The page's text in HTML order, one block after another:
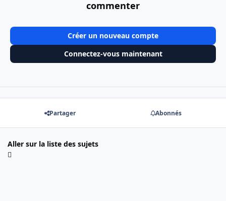
commenter
Créer un nouveau compte
Connectez-vous maintenant
Partager Abonnés
Aller sur la liste des sujets